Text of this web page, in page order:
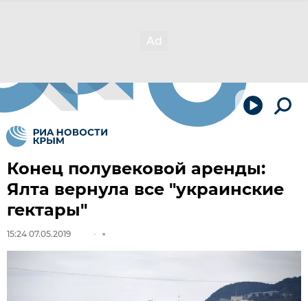
Конец полувековой аренды:
Ялта вернула все "украинские
гектары"
15:24 07.05.2019